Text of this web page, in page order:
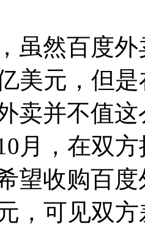
然百度外
美元，但
卖并不值
月，在双
望收购百
，可见双